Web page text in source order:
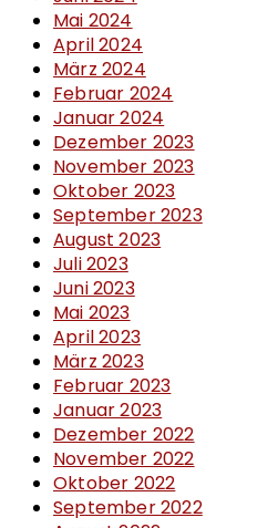
Mai 2024
April 2024
März 2024
Februar 2024
Januar 2024
Dezember 2023
November 2023
Oktober 2023
September 2023
August 2023
Juli 2023
Juni 2023
Mai 2023
April 2023
März 2023
Februar 2023
Januar 2023
Dezember 2022
November 2022
Oktober 2022
September 2022